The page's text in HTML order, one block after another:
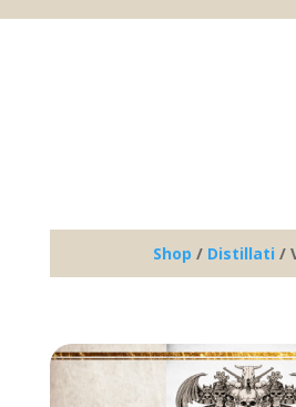
Shop / Distillati /